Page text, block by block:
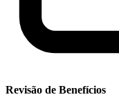
Revisão de Benefícios